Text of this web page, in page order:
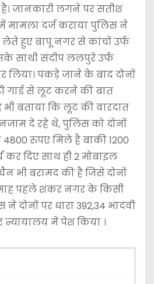
जानकारी लगने पर सतीश
मामला दर्ज कराया पुलिस ने
हुए बापू नगर से कांचों उर्फ
साथी संदीप ललपुरे उर्फ
लिया। पकड़े जाने के बाद दोनों
गार्ड से लूट करने की बात
बताया कि लूट की वारदात
दे रहे थे, पुलिस को दोनों
रुपए मिले है बाकी 1200
दिए साथ ही 2 मोबाइल
भी बरामद की है जिसे दोनों
पहले शंकर नगर के किसी
दोनों पर धारा 392,34 भादवी
न्यायालय में पेश किया ।